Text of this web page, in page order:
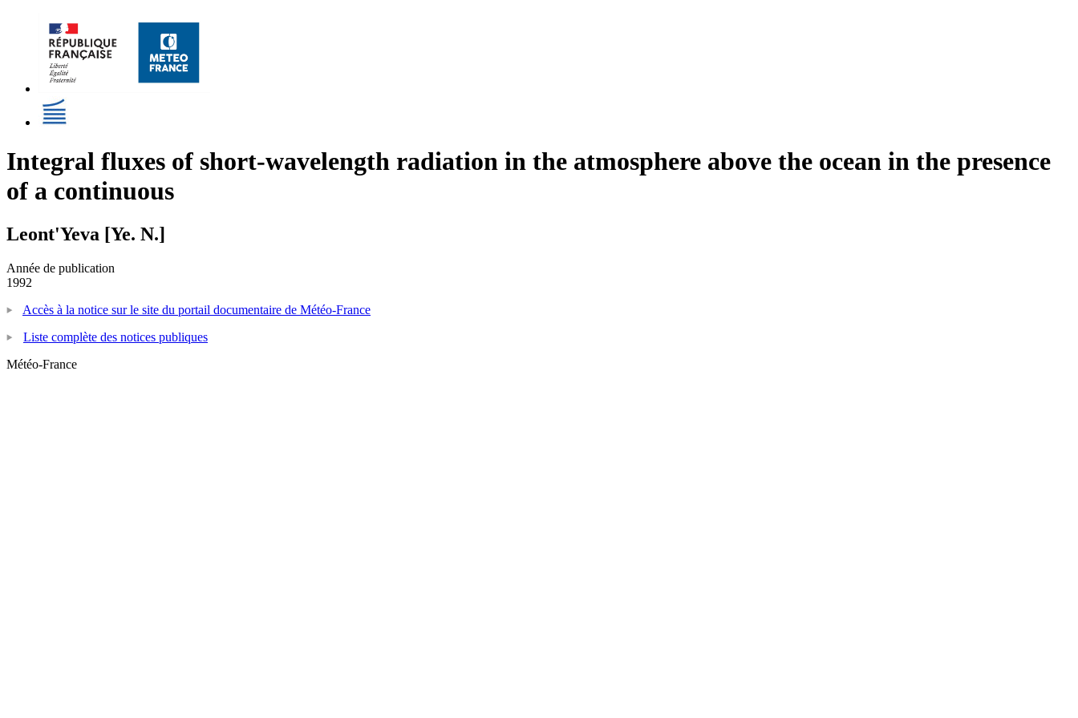
Integral fluxes of short-wavelength radiation in the atmosphere above the ocean in the presence
of a continuous
Leont'Yeva [Ye. N.]
Année de publication
1992
Accès à la notice sur le site du portail documentaire de Météo-France
Liste complète des notices publiques
Météo-France